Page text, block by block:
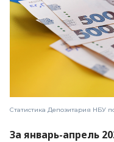
Статистика Депозитария НБУ
За январь-апрель